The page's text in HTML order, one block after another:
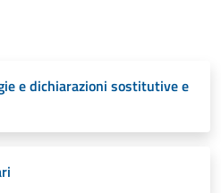
e dichiarazioni sostitutive e